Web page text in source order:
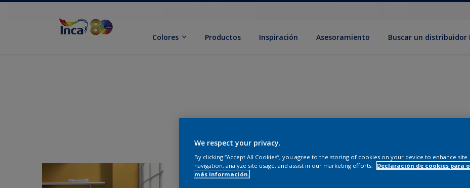
Colores Productos Inspiración Asesoramiento Buscar un distribuidor
We respect your privacy.
By clicking “Accept All Cookies”, you agree to the storing of cookies on your device to enhance site
navigation, analyze site usage, and assist in our marketing efforts.
Declaración de cookies para
más información.